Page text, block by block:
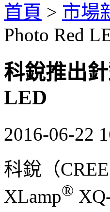
首頁 > 市場
Photo Red
科銳推出
LED
2016-06-22
科銳（
XLamp®